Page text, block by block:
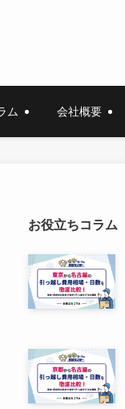
ム 会社概要
お役立ちコラム